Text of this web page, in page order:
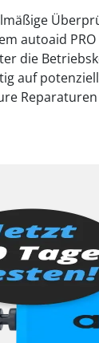
autoaid
die
auf